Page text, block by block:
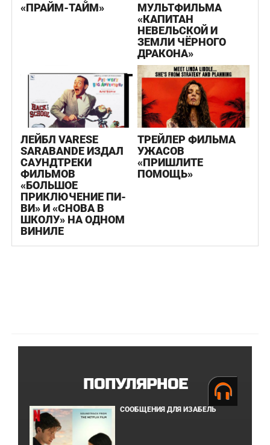
«ПРАЙМ-ТАЙМ»
МУЛЬТФИЛЬМА
«КАПИТАН
НЕВЕЛЬСКОЙ И
ЗЕМЛИ ЧЁРНОГО
ДРАКОНА»
ЛЕЙБЛ VARESE
SARABANDE ИЗДАЛ
САУНДТРЕКИ
ФИЛЬМОВ
«БОЛЬШОЕ
ПРИКЛЮЧЕНИЕ ПИ-
ВИ» И «СНОВА В
ШКОЛУ» НА ОДНОМ
ВИНИЛЕ
ТРЕЙЛЕР ФИЛЬМА
УЖАСОВ
«ПРИШЛИТЕ
ПОМОЩЬ»
ПОПУЛЯРНОЕ
СООБЩЕНИЯ ДЛЯ ИЗАБЕЛЬ